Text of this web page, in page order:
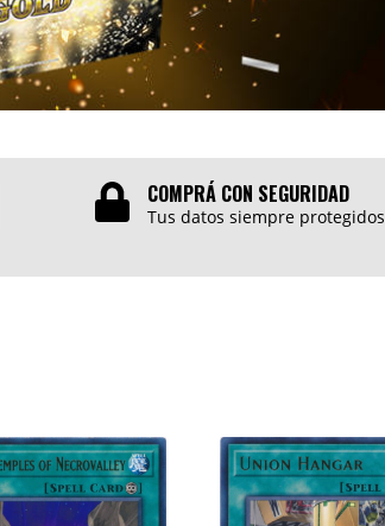
COMPRÁ CON SEGURIDAD
Tus datos siempre protegidos